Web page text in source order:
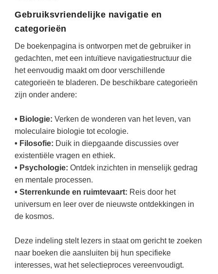
Evolutieleer
Feest- en Gedenkdagen
Godsdienstonderwijs
Kerstfeest
Kinderboekenweek
Mediawijsheid
Nieuws
Onderwijsprijs
Ruimte
Schoolreisideeën
Schoolspullen
Seksualiteit
Sinterklaas
Sociale vaardigheden
Vakoverstijgend
Verzorging
MEER...
Kruiswoordpuzzels
Onderwijslonen
Vrijeschoolonderwijs
Montessori onderwijs
Daltononderwijs
Onderwijsvacatures
Afscheidstekst collega
Gebruiksvriendelijke navigatie en
categorieën
De boekenpagina is ontworpen met de gebruiker in
gedachten, met een intuïtieve navigatiestructuur die
het eenvoudig maakt om door verschillende
categorieën te bladeren. De beschikbare categorieën
zijn onder andere:
• Biologie: Verken de wonderen van het leven, van
moleculaire biologie tot ecologie.
• Filosofie: Duik in diepgaande discussies over
existentiële vragen en ethiek.
• Psychologie: Ontdek inzichten in menselijk gedrag
en mentale processen.
• Sterrenkunde en ruimtevaart: Reis door het
universum en leer over de nieuwste ontdekkingen in
de kosmos.
Deze indeling stelt lezers in staat om gericht te zoeken
naar boeken die aansluiten bij hun specifieke
interesses, wat het selectieproces vereenvoudigt.